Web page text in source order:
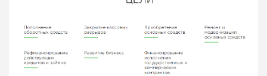
ВСЕМ
ДОХОД: СРЕДНИЙ
БЮДЖЕТ: НИЗКИЙ
ОБЗОР